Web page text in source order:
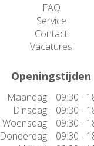
FAQ
Service
Contact
Vacatures
Openingstijden
Maandag
09:30 -
Dinsdag
09:30 -
Woensdag
09:30 -
Donderdag
09:30 -